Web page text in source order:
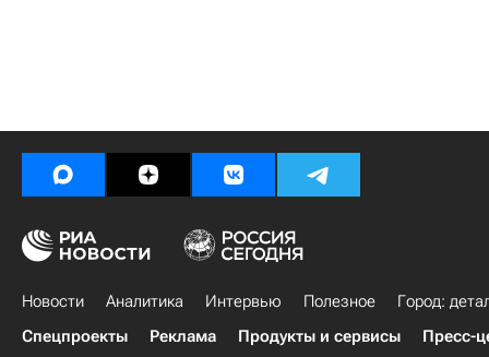
Новости Аналитика Интервью Полезное
Город:
Спецпроекты
Реклама Продукты и сервисы Пресс-